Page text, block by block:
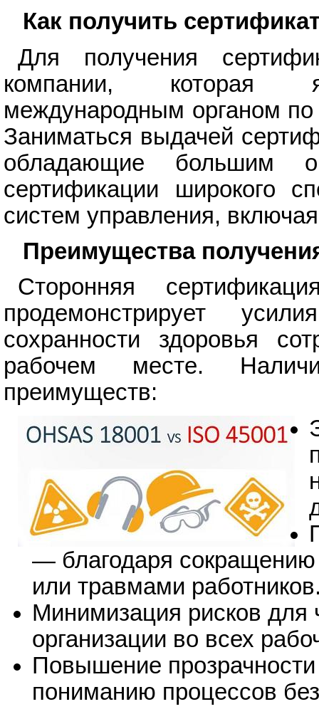
Как получить
Для получения
компании, которая
международным органом
Заниматься выдачей
обладающие большим
сертификации широкого
систем управления,
Преимущества
Сторонняя
продемонстрирует
сохранности здоровья
рабочем месте.
преимуществ:
— благодаря
или травмами
Минимизация рисков для
организации во всех
Повышение
пониманию процессов